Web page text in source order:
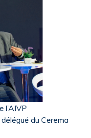
l’AIVP
du Cerema